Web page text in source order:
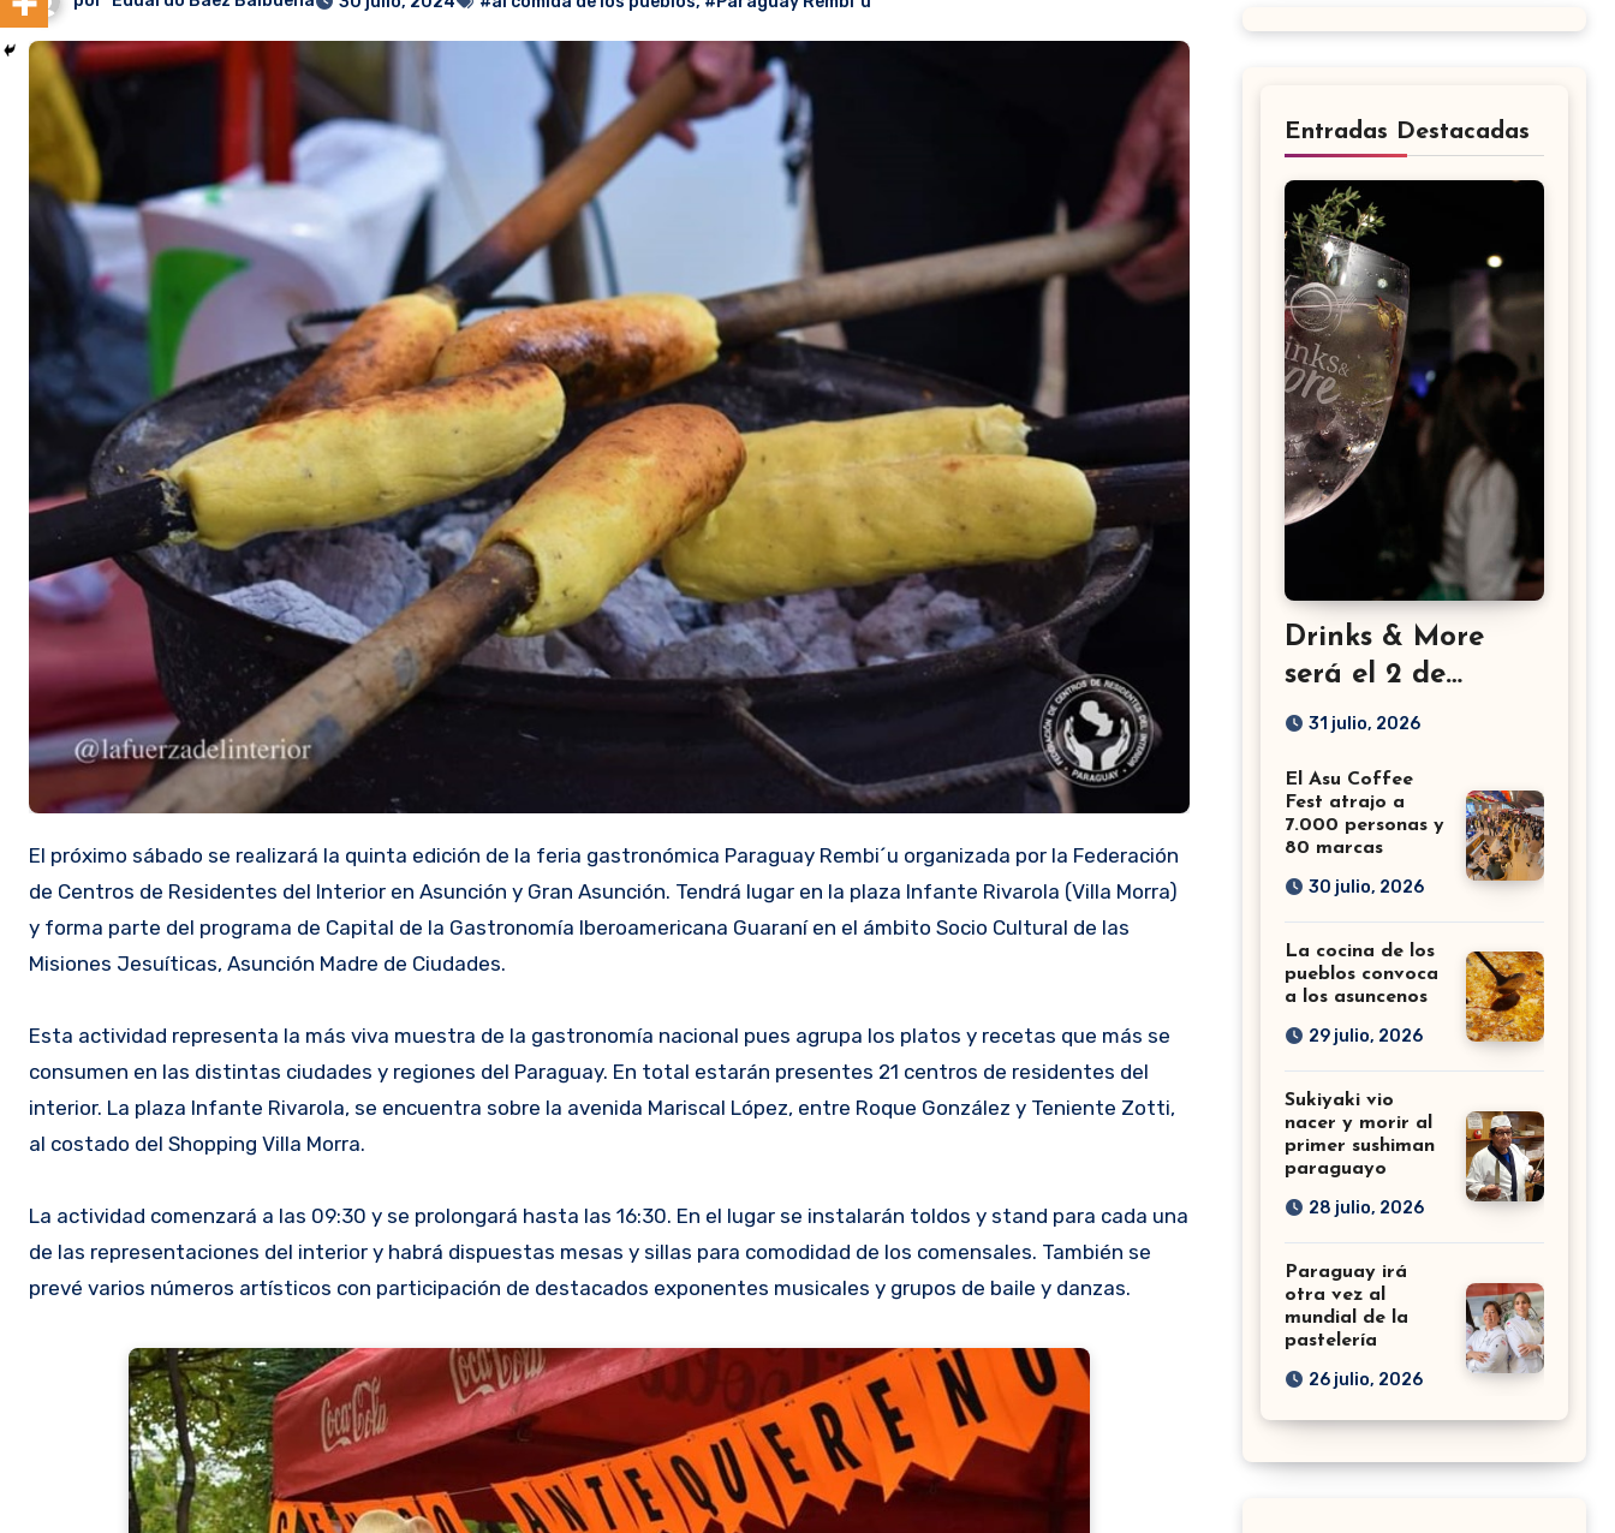
El próximo sábado se realizará la quinta edición de la feria gastronómica Paraguay Rembi´u organizada por la Federación
de Centros de Residentes del Interior en Asunción y Gran Asunción. Tendrá lugar en la plaza Infante Rivarola (Villa Morra)
y forma parte del programa de Capital de la Gastronomía Iberoamericana Guaraní en el ámbito Socio Cultural de las
Misiones Jesuíticas, Asunción Madre de Ciudades.
Esta actividad representa la más viva muestra de la gastronomía nacional pues agrupa los platos y recetas que más se
consumen en las distintas ciudades y regiones del Paraguay. En total estarán presentes 21 centros de residentes del
interior. La plaza Infante Rivarola, se encuentra sobre la avenida Mariscal López, entre Roque González y Teniente Zotti,
al costado del Shopping Villa Morra.
La actividad comenzará a las 09:30 y se prolongará hasta las 16:30. En el lugar se instalarán toldos y stand para cada una
de las representaciones del interior y habrá dispuestas mesas y sillas para comodidad de los comensales. También se
prevé varios números artísticos con participación de destacados exponentes musicales y grupos de baile y danzas.
Entradas Destacadas
Drinks & More
será el 2 de
setiembre en el
31 julio, 2026
El Asu Coffee
Fest atrajo a
7.000 personas y
80 marcas
30 julio, 2026
La cocina de los
pueblos convoca
a los asuncenos
29 julio, 2026
Sukiyaki vio
nacer y morir al
primer sushiman
paraguayo
28 julio, 2026
Paraguay irá
otra vez al
mundial de la
pastelería
26 julio, 2026